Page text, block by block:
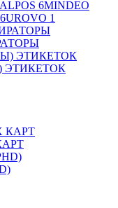
6MINDEO
6UROVO 1
ЭТИКЕТОК